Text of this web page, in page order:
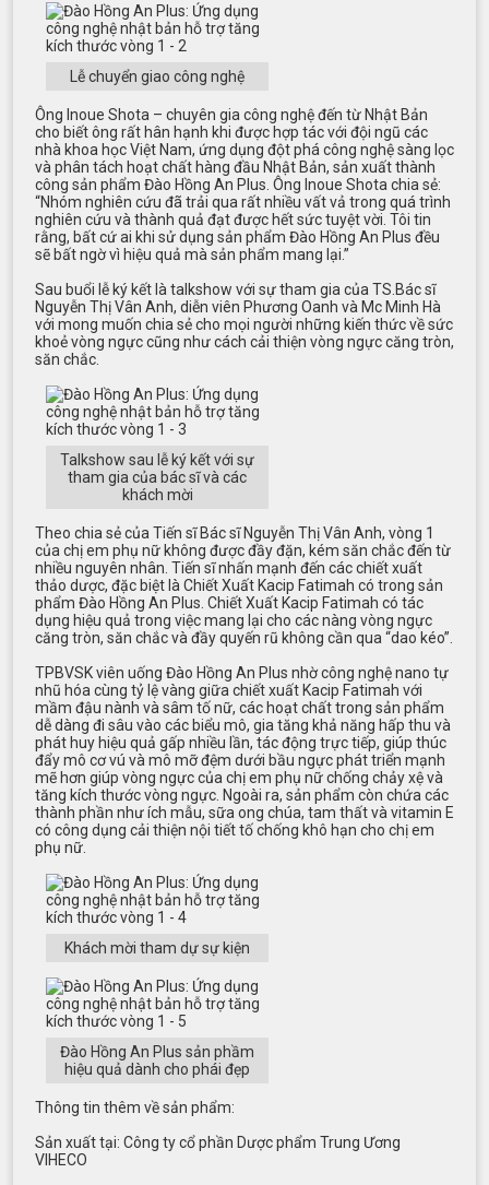
Lễ chuyển giao công nghệ
Ông Inoue Shota – chuyên gia công nghệ đến từ Nhật Bản
cho biết ông rất hân hạnh khi được hợp tác với đội ngũ các
nhà khoa học Việt Nam, ứng dụng đột phá công nghệ sàng lọc
và phân tách hoạt chất hàng đầu Nhật Bản, sản xuất thành
công sản phẩm Đào Hồng An Plus. Ông Inoue Shota chia sẻ:
“Nhóm nghiên cứu đã trải qua rất nhiều vất vả trong quá trình
nghiên cứu và thành quả đạt được hết sức tuyệt vời. Tôi tin
rằng, bất cứ ai khi sử dụng sản phẩm Đào Hồng An Plus đều
sẽ bất ngờ vì hiệu quả mà sản phẩm mang lại.”
Sau buổi lễ ký kết là talkshow với sự tham gia của TS.Bác sĩ
Nguyễn Thị Vân Anh, diễn viên Phương Oanh và Mc Minh Hà
với mong muốn chia sẻ cho mọi người những kiến thức về sức
khoẻ vòng ngực cũng như cách cải thiện vòng ngực căng tròn,
săn chắc.
Talkshow sau lễ ký kết với sự
tham gia của bác sĩ và các
khách mời
Theo chia sẻ của Tiến sĩ Bác sĩ Nguyễn Thị Vân Anh, vòng 1
của chị em phụ nữ không được đầy đặn, kém săn chắc đến từ
nhiều nguyên nhân. Tiến sĩ nhấn mạnh đến các chiết xuất
thảo dược, đặc biệt là Chiết Xuất Kacip Fatimah có trong sản
phẩm Đào Hồng An Plus. Chiết Xuất Kacip Fatimah có tác
dụng hiệu quả trong việc mang lại cho các nàng vòng ngực
căng tròn, săn chắc và đầy quyến rũ không cần qua “dao kéo”.
TPBVSK viên uống Đào Hồng An Plus nhờ công nghệ nano tự
nhũ hóa cùng tỷ lệ vàng giữa chiết xuất Kacip Fatimah với
mầm đậu nành và sâm tố nữ, các hoạt chất trong sản phẩm
dễ dàng đi sâu vào các biểu mô, gia tăng khả năng hấp thu và
phát huy hiệu quả gấp nhiều lần, tác động trực tiếp, giúp thúc
đẩy mô cơ vú và mô mỡ đệm dưới bầu ngực phát triển mạnh
mẽ hơn giúp vòng ngực của chị em phụ nữ chống chảy xệ và
tăng kích thước vòng ngực. Ngoài ra, sản phẩm còn chứa các
thành phần như ích mẫu, sữa ong chúa, tam thất và vitamin E
có công dụng cải thiện nội tiết tố chống khô hạn cho chị em
phụ nữ.
Khách mời tham dự sự kiện
Đào Hồng An Plus sản phầm
hiệu quả dành cho phái đẹp
Thông tin thêm về sản phẩm:
Sản xuất tại: Công ty cổ phần Dược phẩm Trung Ương
VIHECO